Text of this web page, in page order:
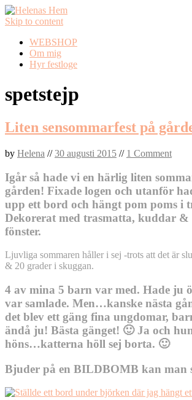
Skip to content
WEBSHOP
Om mig
Hyr festloge
spetstejp
Liten sensommarfest på
by Helena //30 augusti 2015 // 1 Comment
Igår så hade vi en härlig liten
gården! Fixade logen och utanför
upp ett bord och hängt pom poms i
Dekorerat med trasmatta, kuddar &
fönster.
Ljuvliga sommaren håller i sej -trots att det är
& 20 grader i skuggan.
4 av mina 5 barn var med. Hade ju
var samlade. Men…kanske nästa
det blev ett gäng fina ungdomar,
ändå ju! Bästa gänget! 🙂 Ja och
höns…katterna höll sej borta. 🙂
Bjuder på en BILDBOMB kan man